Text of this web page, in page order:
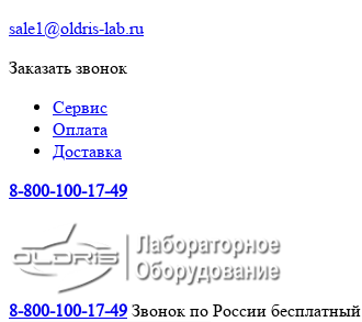
sale1@oldris-lab.ru
Заказать звонок
Сервис
Оплата
Доставка
8-800-100-17-49
8-800-100-17-49 Звонок по России бесплатный